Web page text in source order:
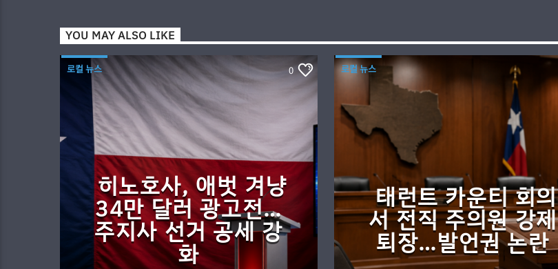
YOU MAY ALSO LIKE
로컬 뉴스 0
히노호사, 애벗 겨냥
34만 달러 광고전…
주지사 선거 공세 강
화
로컬 뉴스
태런트 카운티 회의
서 전직 주의원 강제
퇴장…발언권 논란